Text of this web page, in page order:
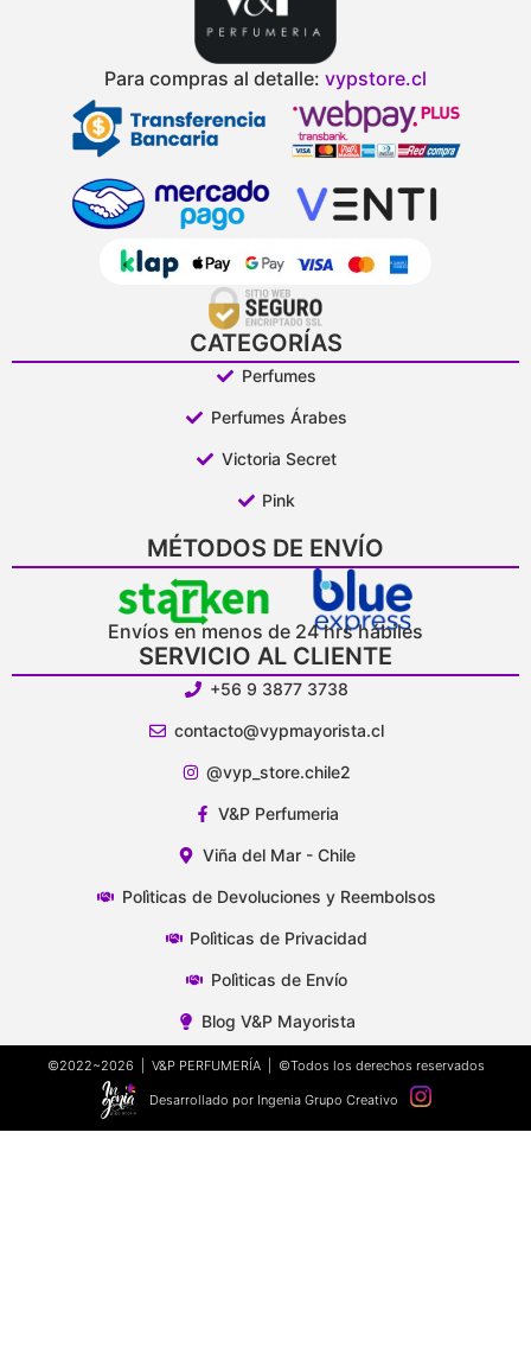
Para compras al detalle: vypstore.cl
CATEGORÍAS
Perfumes
Perfumes Árabes
Victoria Secret
Pink
MÉTODOS DE ENVÍO
Envíos en menos de 24 hrs hábiles
SERVICIO AL CLIENTE
+56 9 3877 3738
contacto@vypmayorista.cl
@vyp_store.chile2
V&P Perfumeria
Viña del Mar - Chile
Polìticas de Devoluciones y Reembolsos
Polìticas de Privacidad
Polìticas de Envío
Blog V&P Mayorista
©2022~2026 | V&P PERFUMERÍA | ©Todos los derechos reservados
Desarrollado por Ingenia Grupo Creativo